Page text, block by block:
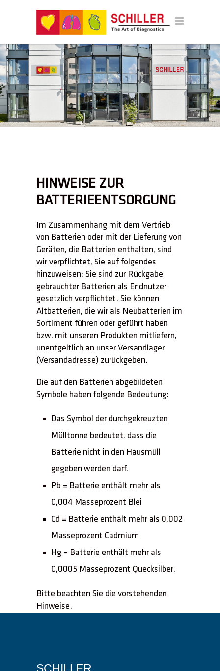
HINWEISE ZUR
BATTERIEENTSORGUNG
Im Zusammenhang mit dem Vertrieb
von Batterien oder mit der Lieferung von
Geräten, die Batterien enthalten, sind
wir verpflichtet, Sie auf folgendes
hinzuweisen: Sie sind zur Rückgabe
gebrauchter Batterien als Endnutzer
gesetzlich verpflichtet. Sie können
Altbatterien, die wir als Neubatterien im
Sortiment führen oder geführt haben
bzw. mit unseren Produkten mitliefern,
unentgeltlich an unser Versandlager
(Versandadresse) zurückgeben.
Die auf den Batterien abgebildeten
Symbole haben folgende Bedeutung:
Das Symbol der durchgekreuzten
Mülltonne bedeutet, dass die
Batterie nicht in den Hausmüll
gegeben werden darf.
Pb = Batterie enthält mehr als
0,004 Masseprozent Blei
Cd = Batterie enthält mehr als 0,002
Masseprozent Cadmium
Hg = Batterie enthält mehr als
0,0005 Masseprozent Quecksilber.
Bitte beachten Sie die vorstehenden
Hinweise.
SCHILLER